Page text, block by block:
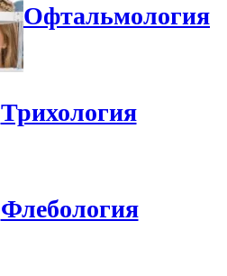
Офтальмология
Трихология
Флебология